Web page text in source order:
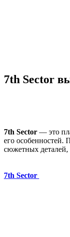
7th Sector
7th Sector — это
его особенностей.
сюжетных деталей,
7th Sector